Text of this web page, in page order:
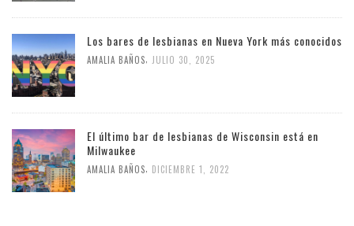
Los bares de lesbianas en Nueva York más conocidos
AMALIA BAÑOS, JULIO 30, 2025
El último bar de lesbianas de Wisconsin está en
Milwaukee
AMALIA BAÑOS, DICIEMBRE 1, 2022